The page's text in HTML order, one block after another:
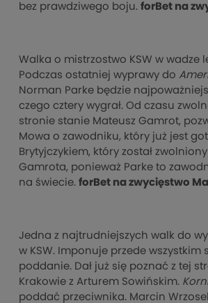
bez prawdziwego boju. forBet na
Walka o mistrzostwo KSW w wadze
Podczas ostatniej wyprawy do
Norman Parke będzie
czego cztery wygrał. Od czasu
stronie stanie Mateusz Gamrot,
Mowa o zawodniku, który już jest
Brytyjczykiem, który został
Gamrota, ponieważ Parke to
na świecie. forBet na zwycięstwo
Jedna z najtrudniejszych walk do
w KSW. Imponuje przede
poddanie. Dał już się poznać z tej
Krakowie z Arturem Sowińskim.
poddać przeciwnika. Marcin